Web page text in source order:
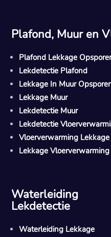
Plafond, Muur en
Plafond Lekkage
Lekdetectie Plafond
Lekkage In Muur
Lekkage Muur
Lekdetectie Muur
Lekdetectie
Vloerverwarming Lekkage
Lekkage Vloerverwarming
Waterleiding
Lekdetectie
Waterleiding Lekkage